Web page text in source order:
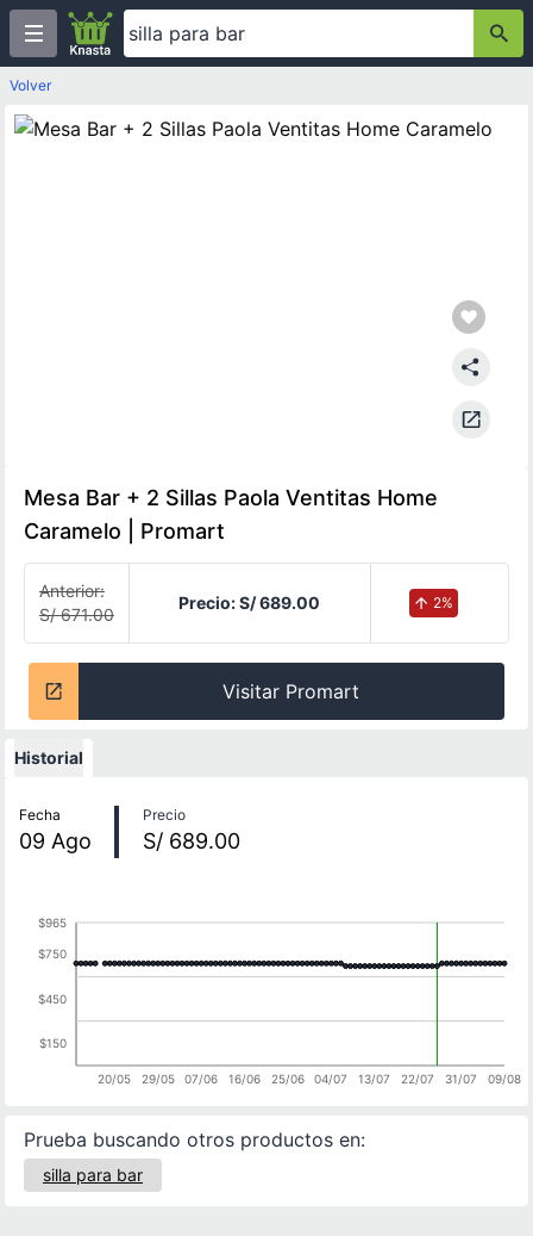
Volver
Mesa Bar + 2 Sillas Paola Ventitas Home
Caramelo | Promart
Anterior:
S/ 671.00
Precio:S/ 689.00 2%
Visitar Promart
Historial
Fecha
09 Ago
Precio
S/ 689.00
20/05 29/05 07/06 16/06 25/06 04/07 13/07 22/07 31/07 09/08
$150
$450
$750
$965
Prueba buscando otros productos en:
silla para bar